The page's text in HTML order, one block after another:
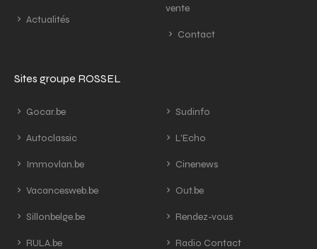
Actualités
vente
Contact
Sites groupe ROSSEL
Gocar.be
Autoclassic
Immovlan.be
Vacancesweb.be
Sillonbelge.be
RULA.be
Sudinfo
L'Echo
Cinenews
Out.be
Rendez-vous
Radio Contact